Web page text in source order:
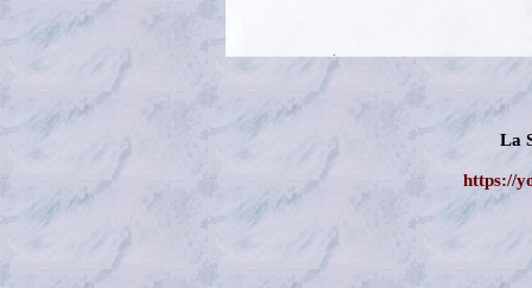
La
https://